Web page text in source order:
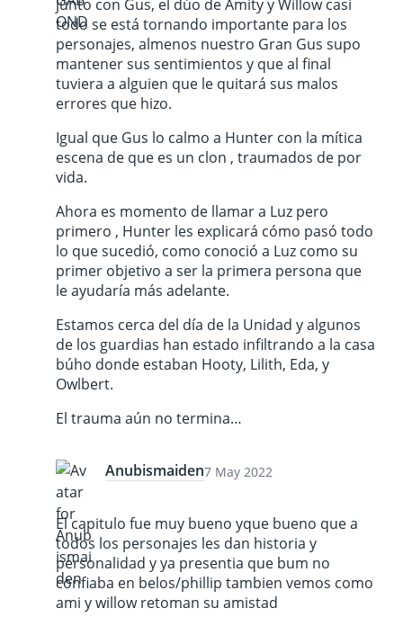
junto con Gus, el dúo de Amity y Willow casi
todo se está tornando importante para los
personajes, almenos nuestro Gran Gus supo
mantener sus sentimientos y que al final
tuviera a alguien que le quitará sus malos
errores que hizo.
Igual que Gus lo calmo a Hunter con la mítica
escena de que es un clon , traumados de por
vida.
Ahora es momento de llamar a Luz pero
primero , Hunter les explicará cómo pasó todo
lo que sucedió, como conoció a Luz como su
primer objetivo a ser la primera persona que
le ayudaría más adelante.
Estamos cerca del día de la Unidad y algunos
de los guardias han estado infiltrando a la casa
búho donde estaban Hooty, Lilith, Eda, y
Owlbert.
El trauma aún no termina…
Anubismaiden7 May 2022
El capitulo fue muy bueno yque bueno que a
todos los personajes les dan historia y
personalidad y ya presentia que bum no
confiaba en belos/phillip tambien vemos como
ami y willow retoman su amistad